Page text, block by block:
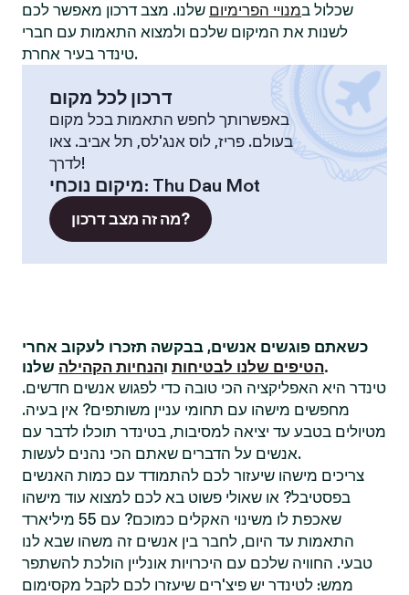
שכלול במנויי הפרימיום שלנו. מצב דרכון מאפשר לכם
לשנות את המיקום שלכם ולמצוא התאמות עם חברי
טינדר בעיר אחרת.
דרכון לכל מקום
באפשרותך לחפש התאמות בכל מקום
בעולם. פריז, לוס אנג'לס, תל אביב. צאו
לדרך!
מיקום נוכחי: Thu Dau Mot
מה זה מצב דרכון?
כשאתם פוגשים אנשים, בבקשה תזכרו לעקוב אחרי
הטיפים שלנו לבטיחות והנחיות הקהילה
שלנו.
טינדר היא האפליקציה הכי טובה כדי לפגוש אנשים חדשים.
מחפשים מישהו עם תחומי עניין משותפים? אין בעיה.
מטיולים בטבע עד יציאה למסיבות, בטינדר תוכלו לדבר עם
אנשים על הדברים שאתם הכי נהנים לעשות.
צריכים מישהו שיעזור לכם להתמודד עם כמות האנשים
בפסטיבל? או שאולי פשוט בא לכם למצוא עוד מישהו
שאכפת לו משינוי האקלים כמוכם? עם 55 מיליארד
התאמות עד היום, לחבר בין אנשים זה משהו שבא לנו
טבעי. החוויה שלכם עם היכרויות אונליין הולכת להשתפר
ממש: לטינדר יש פיצ'רים שיעזרו לכם לקבל מקסימום